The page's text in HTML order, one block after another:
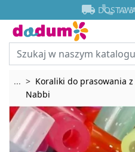



... Rozwiń breadcrumbs
Koraliki do prasowania
Nabbi